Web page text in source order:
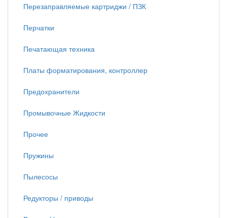
Перезаправляемые картриджи / ПЗК
Перчатки
Печатающая техника
Платы форматирования, контроллер
Предохранители
Промывочные Жидкости
Прочее
Пружины
Пылесосы
Редукторы / приводы